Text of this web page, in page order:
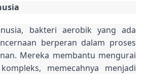
bakteri aerobik yang ada
berperan dalam proses
Mereka membantu mengurai
memecahnya menjadi